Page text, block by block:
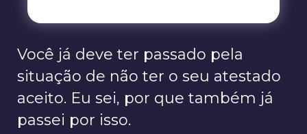
Você já deve ter passado pela
situação de não ter o seu atestado
aceito. Eu sei, por que também já
passei por isso.